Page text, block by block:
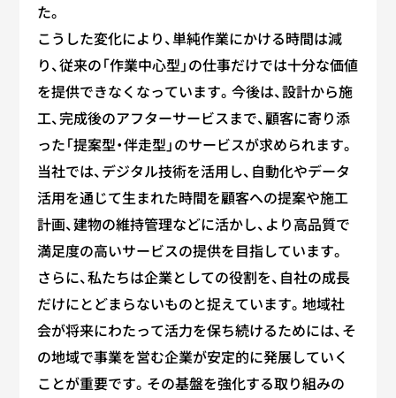
た。
こうした変化により、単純作業にかける時間は減
り、従来の「作業中心型」の仕事だけでは十分な価値
を提供できなくなっています。今後は、設計から施
工、完成後のアフターサービスまで、顧客に寄り添
った「提案型・伴走型」のサービスが求められます。
当社では、デジタル技術を活用し、自動化やデータ
活用を通じて生まれた時間を顧客への提案や施工
計画、建物の維持管理などに活かし、より高品質で
満足度の高いサービスの提供を目指しています。
さらに、私たちは企業としての役割を、自社の成長
だけにとどまらないものと捉えています。地域社
会が将来にわたって活力を保ち続けるためには、そ
の地域で事業を営む企業が安定的に発展していく
ことが重要です。その基盤を強化する取り組みの